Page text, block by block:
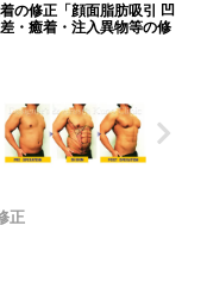
の修正「顔面脂肪吸引 凹
・癒着・注入異物等の修
正